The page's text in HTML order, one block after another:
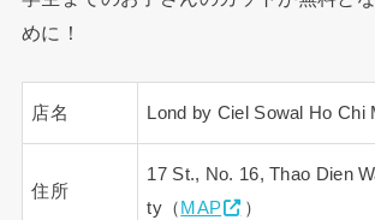
めに！
店名 Lond by Ciel Sowal Ho Chi
住所
17 St., No. 16, Thao Dien
ty（ MAP ）